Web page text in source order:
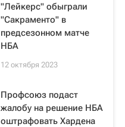
"Лейкерс" обыграли
"Сакраменто" в
предсезонном матче
НБА
12 октября 2023
Профсоюз подаст
жалобу на решение НБА
оштрафовать Хардена